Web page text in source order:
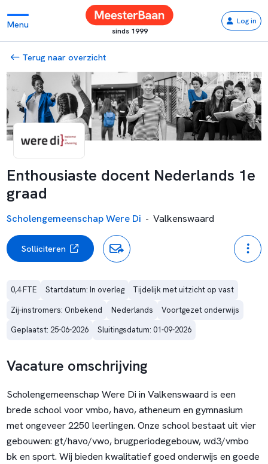
Menu
sinds 1999
Log in
Terug naar overzicht
Enthousiaste docent Nederlands 1e
graad
Scholengemeenschap Were Di - Valkenswaard
Solliciteren
0,4 FTE Startdatum: In overleg
Tijdelijk met uitzicht op vast
Zij-instromers: Onbekend
Nederlands
Voortgezet onderwijs
Geplaatst: 25-06-2026
Sluitingsdatum: 01-09-2026
Vacature omschrijving
Scholengemeenschap Were Di in Valkenswaard is een
brede school voor vmbo, havo, atheneum en gymnasium
met ongeveer 2250 leerlingen. Onze school bestaat uit vier
gebouwen: gt/havo/vwo, brugperiodegebouw, wd3/vmbo
bk en sport. Wij bieden kwalitatief goed onderwijs en goede